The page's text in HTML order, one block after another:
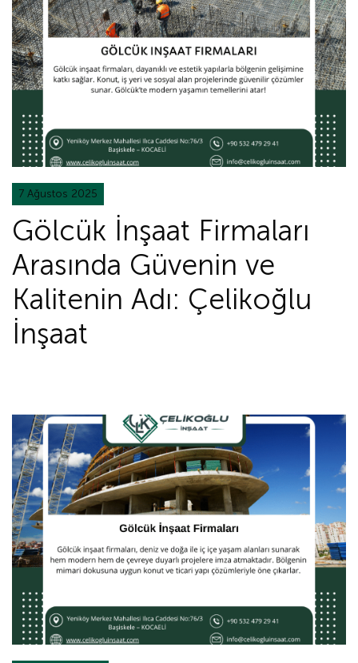
7 Ağustos 2025
Gölcük İnşaat Firmaları
Arasında Güvenin ve
Kalitenin Adı: Çelikoğlu
İnşaat